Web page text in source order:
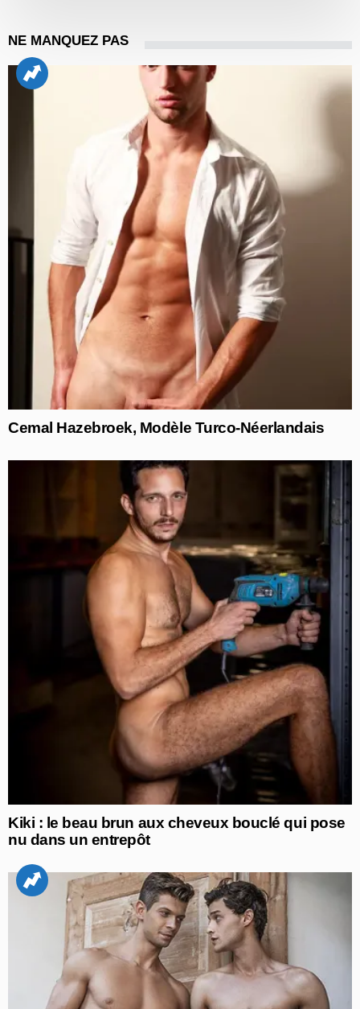
NE MANQUEZ PAS
Cemal Hazebroek, Modèle Turco-Néerlandais
Kiki : le beau brun aux cheveux bouclé qui pose
nu dans un entrepôt